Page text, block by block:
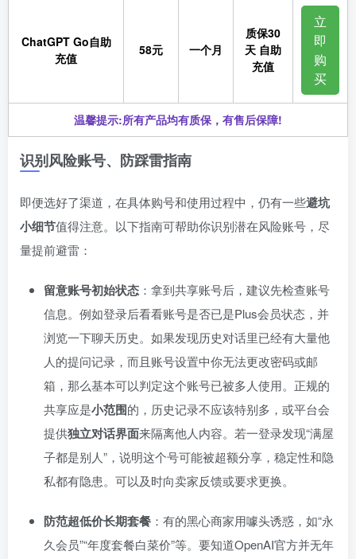
ChatGPT Go自助
充值
58元 一个月
质保30
天 自助
充值
立
即
购
买
温馨提示:所有产品均有质保，有售后保障!
识别风险账号、防踩雷指南
即便选好了渠道，在具体购号和使用过程中，仍有一些避坑
小细节值得注意。以下指南可帮助你识别潜在风险账号，尽
量提前避雷：
留意账号初始状态 ：拿到共享账号后，建议先检查账号
信息。例如登录后看看账号是否已是Plus会员状态，并
浏览一下聊天历史。如果发现历史对话里已经有大量他
人的提问记录，而且账号设置中你无法更改密码或邮
箱，那么基本可以判定这个账号已被多人使用。正规的
共享应是小范围的，历史记录不应该特别多，或平台会
提供独立对话界面来隔离他人内容。若一登录发现“满屋
子都是别人”，说明这个号可能被超额分享，稳定性和隐
私都有隐患。可以及时向卖家反馈或要求更换。
防范超低价长期套餐 ：有的黑心商家用噱头诱惑，如“永
久会员”“年度套餐白菜价”等。要知道OpenAI官方并无年